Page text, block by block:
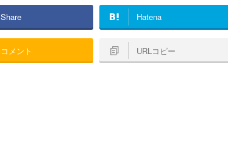
Share Hatena
コメント URLコピー